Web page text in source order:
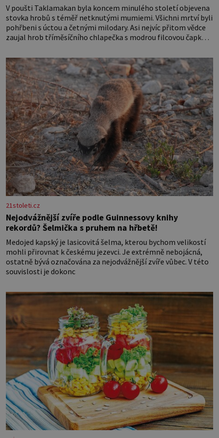
V poušti Taklamakan byla koncem minulého století objevena
stovka hrobů s téměř netknutými mumiemi. Všichni mrtví byli
pohřbeni s úctou a četnými milodary. Asi nejvíc přitom vědce
zaujal hrob tříměsíčního chlapečka s modrou filcovou čapkou,
nesmírně dobře zachovalá, přičítají odborníci zdejším
klimatickým podmínkám. Sucho, prosolené písky a extrémně
21stoleti.cz
Nejodvážnější zvíře podle Guinnessovy knihy
rekordů? Šelmička s pruhem na hřbetě!
Medojed kapský je lasicovitá šelma, kterou bychom velikostí
mohli přirovnat k českému jezevci. Je extrémně nebojácná,
ostatně bývá označována za nejodvážnější zvíře vůbec. V této
souvislosti je dokonc